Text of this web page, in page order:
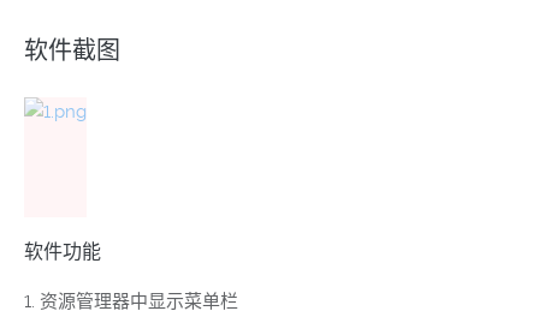
软件截图
软件功能
1. 资源管理器中显示菜单栏